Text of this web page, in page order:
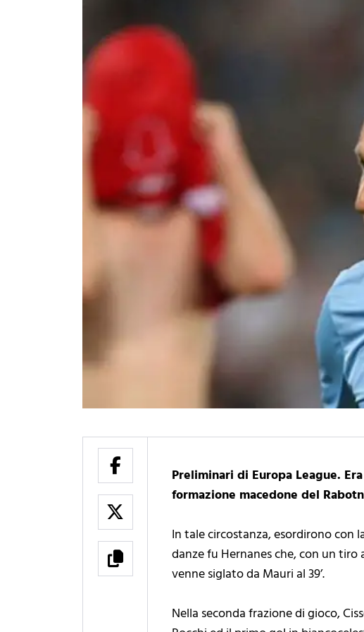
Preliminari di Europa League.
formazione macedone del
In tale circostanza, esordirono con
danze fu Hernanes che, con un
venne siglato da Mauri al 39’.
Nella seconda frazione di gioco,